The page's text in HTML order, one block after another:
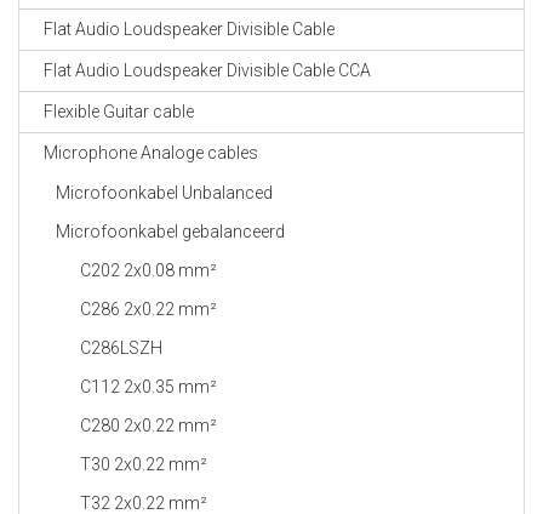
Flat Audio Loudspeaker Divisible Cable
Flat Audio Loudspeaker Divisible Cable CCA
Flexible Guitar cable
Microphone Analoge cables
Microfoonkabel Unbalanced
Microfoonkabel gebalanceerd
C202 2x0.08 mm²
C286 2x0.22 mm²
C286LSZH
C112 2x0.35 mm²
C280 2x0.22 mm²
T30 2x0.22 mm²
T32 2x0.22 mm²